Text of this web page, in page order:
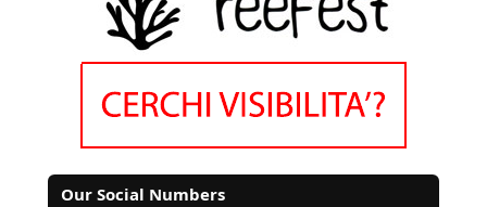
Our Social Numbers